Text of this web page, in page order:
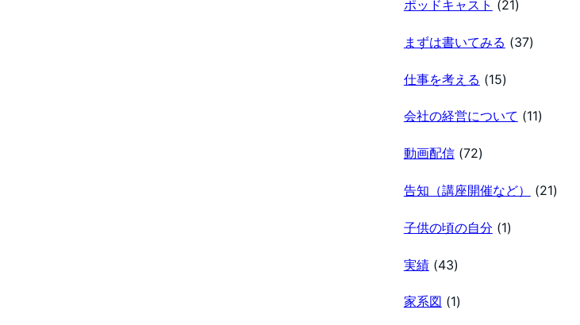
ポッドキャスト (21)
まずは書いてみる (37)
仕事を考える (15)
会社の経営について (11)
動画配信(72)
告知（講座開催など） (21)
子供の頃の自分 (1)
実績(43)
家系図 (1)